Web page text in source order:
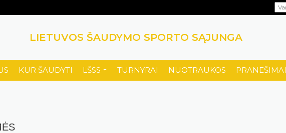
LIETUVOS ŠAUDYMO SPORTO SĄJUNGA
KUR ŠAUDYTI LŠSS TURNYRAI NUOTRAUKOS PRANEŠIMAI